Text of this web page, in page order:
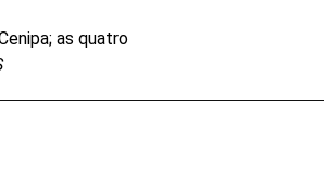
as quatro